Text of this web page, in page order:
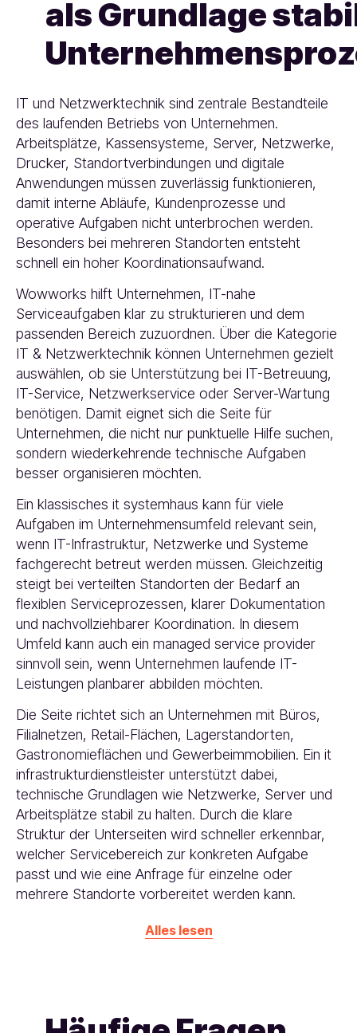
als Grundlage
IT und Netzwerktechnik sind zentrale Bestandteile
des laufenden Betriebs von Unternehmen.
Arbeitsplätze, Kassensysteme, Server, Netzwerke,
Drucker, Standortverbindungen und digitale
Anwendungen müssen zuverlässig funktionieren,
damit interne Abläufe, Kundenprozesse und
operative Aufgaben nicht unterbrochen werden.
Besonders bei mehreren Standorten entsteht
schnell ein hoher Koordinationsaufwand.
Wowworks hilft Unternehmen, IT-nahe
Serviceaufgaben klar zu strukturieren und dem
passenden Bereich zuzuordnen. Über die Kategorie
IT & Netzwerktechnik können Unternehmen gezielt
auswählen, ob sie Unterstützung bei IT-Betreuung,
IT-Service, Netzwerkservice oder Server-Wartung
benötigen. Damit eignet sich die Seite für
Unternehmen, die nicht nur punktuelle Hilfe suchen,
sondern wiederkehrende technische Aufgaben
besser organisieren möchten.
Ein klassisches it systemhaus kann für viele
Aufgaben im Unternehmensumfeld relevant sein,
wenn IT-Infrastruktur, Netzwerke und Systeme
fachgerecht betreut werden müssen. Gleichzeitig
steigt bei verteilten Standorten der Bedarf an
flexiblen Serviceprozessen, klarer Dokumentation
und nachvollziehbarer Koordination. In diesem
Umfeld kann auch ein managed service provider
sinnvoll sein, wenn Unternehmen laufende IT-
Leistungen planbarer abbilden möchten.
Die Seite richtet sich an Unternehmen mit Büros,
Filialnetzen, Retail-Flächen, Lagerstandorten,
Gastronomieflächen und Gewerbeimmobilien. Ein it
infrastrukturdienstleister unterstützt dabei,
technische Grundlagen wie Netzwerke, Server und
Arbeitsplätze stabil zu halten. Durch die klare
Struktur der Unterseiten wird schneller erkennbar,
welcher Servicebereich zur konkreten Aufgabe
passt und wie eine Anfrage für einzelne oder
mehrere Standorte vorbereitet werden kann.
Alles lesen